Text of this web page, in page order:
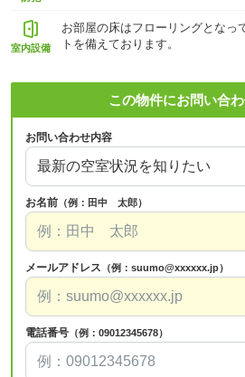
室内設備
お部屋の床はフローリングとなっ
トを備えております。
この物件にお問い合
お問い合わせ内容
お名前 （例：田中 太郎）
メールアドレス （例：suumo@xxxxxx.jp）
電話番号 （例：09012345678）